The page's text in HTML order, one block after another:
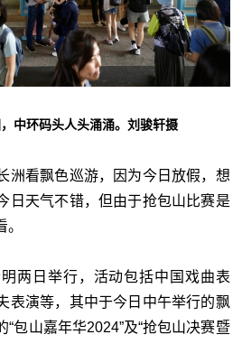
中环码头人头涌涌。刘骏轩摄
洲看飘色巡游，因为今日放假，想
日天气不错，但由于抢包山比赛是
两日举行，活动包括中国戏曲表
表演等，其中于今日中午举行的飘
包山嘉年华2024”及“抢包山决赛暨